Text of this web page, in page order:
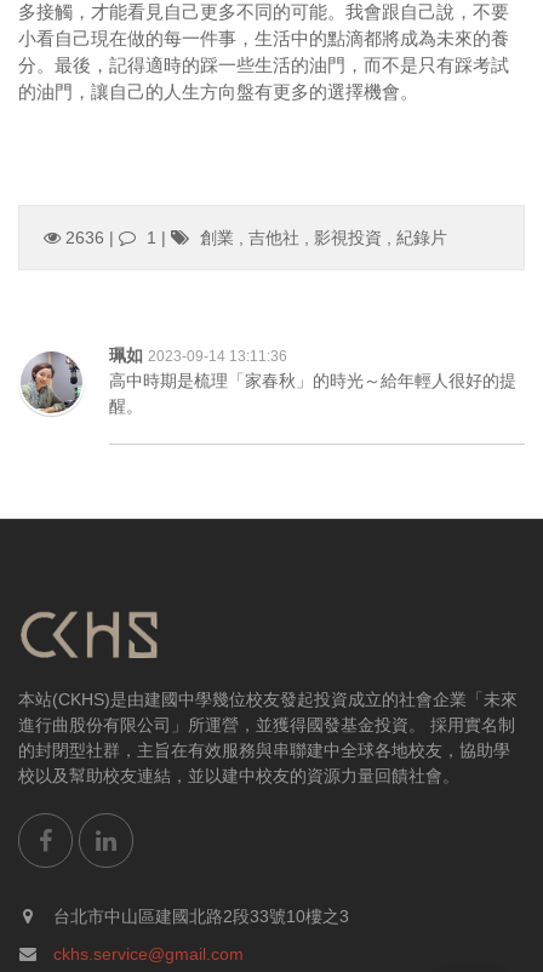
多接觸，才能看見自己更多不同的可能。我會跟自己說，不要
小看自己現在做的每一件事，生活中的點滴都將成為未來的養
分。最後，記得適時的踩一些生活的油門，而不是只有踩考試
的油門，讓自己的人生方向盤有更多的選擇機會。
2636 | 1 | 創業 吉他社 影視投資 紀錄片
珮如 2023-09-14 13:11:36
高中時期是梳理「家春秋」的時光～給年輕人很好的提
醒。
本站(CKHS)是由建國中學幾位校友發起投資成立的社會企業「未來
進行曲股份有限公司」所運營，並獲得國發基金投資。 採用實名制
的封閉型社群，主旨在有效服務與串聯建中全球各地校友，協助學
校以及幫助校友連結，並以建中校友的資源力量回饋社會。
台北市中山區建國北路2段33號10樓之3
ckhs.service@gmail.com